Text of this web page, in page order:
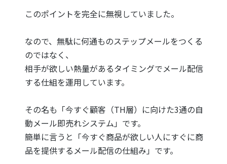
このポイントを完全に無視していました。
なので、無駄に何通ものステップメールをつくる
のではなく、
相手が欲しい熱量があるタイミングでメール配信
する仕組を運用しています。
その名も「今すぐ顧客（TH層）に向けた3通の自
動メール即売れシステム」です。
簡単に言うと「今すぐ商品が欲しい人にすぐに商
品を提供するメール配信の仕組み」です。